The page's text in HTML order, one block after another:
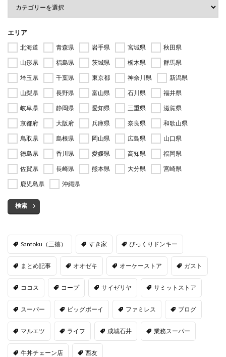
エリア
北海道 青森県 岩手県 宮城県
秋田県
山形県
福島県 茨城県 栃木県
群馬県
埼玉県
千葉県 東京都 神奈川県
新潟県
山梨県
長野県 富山県 石川県
福井県
岐阜県
静岡県 愛知県 三重県
滋賀県
京都府
大阪府 兵庫県 奈良県
和歌山県
鳥取県
島根県 岡山県 広島県
山口県
徳島県
香川県 愛媛県 高知県
福岡県
佐賀県
長崎県 熊本県 大分県
宮崎県
鹿児島県
沖縄県
検索
Santoku（三徳） すき家 びっくりドンキー
まとめ記事 オオゼキ オーケーストア ガスト
ココス コープ サイゼリヤ サミットストア
スーパー ビッグボーイ ファミレス ブログ
マルエツ ライフ 成城石井 業務スーパー
牛丼チェーン店 西友